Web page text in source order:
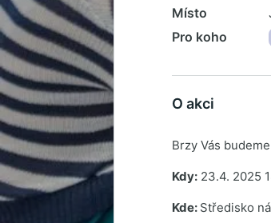
Místo
Pro koho
O akci
Brzy Vás
Kdy: 23.4. 2025
Kde: Středisko